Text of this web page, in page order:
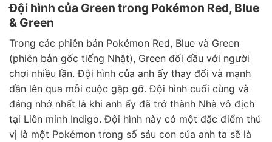
Đội hình của Green trong Pokémon Red, Blue
& Green
Trong các phiên bản Pokémon Red, Blue và Green
(phiên bản gốc tiếng Nhật), Green đối đầu với người
chơi nhiều lần. Đội hình của anh ấy thay đổi và mạnh
dần lên qua mỗi cuộc gặp gỡ. Đội hình cuối cùng và
đáng nhớ nhất là khi anh ấy đã trở thành Nhà vô địch
tại Liên minh Indigo. Đội hình này có một đặc điểm thú
vị là một Pokémon trong số sáu con của anh ta sẽ là